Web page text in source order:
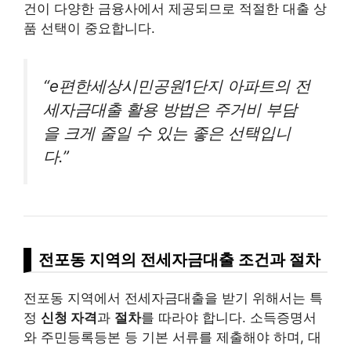
건이 다양한 금융사에서 제공되므로 적절한 대출 상
품 선택이 중요합니다.
“e편한세상시민공원1단지 아파트의 전
세자금대출 활용 방법은 주거비 부담
을 크게 줄일 수 있는 좋은 선택입니
다.”
전포동 지역의 전세자금대출 조건과 절차
전포동 지역에서 전세자금대출을 받기 위해서는 특
정 신청 자격과 절차를 따라야 합니다. 소득증명서
와 주민등록등본 등 기본 서류를 제출해야 하며, 대